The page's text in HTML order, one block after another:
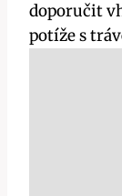
doporučit
potíže ⁤s